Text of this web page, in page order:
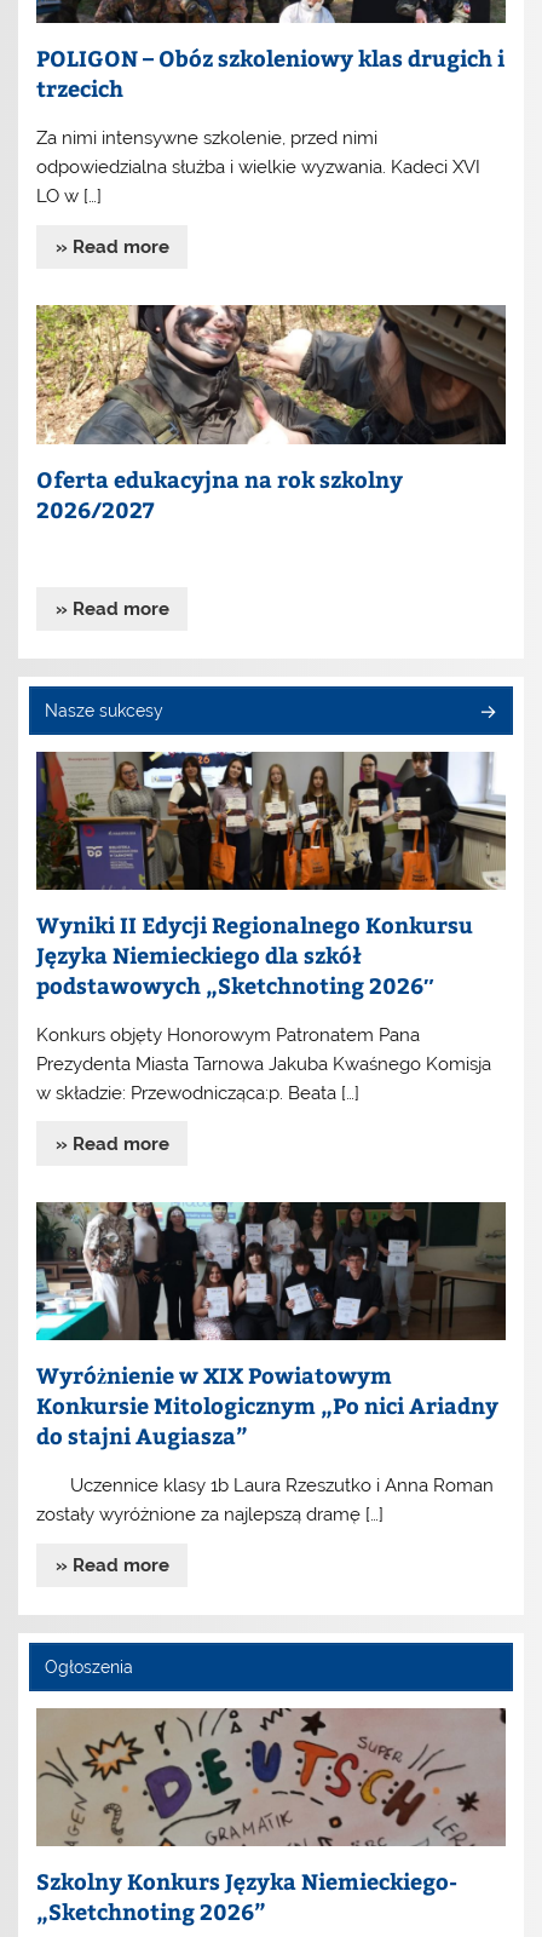
POLIGON – Obóz szkoleniowy klas drugich i
trzecich
Za nimi intensywne szkolenie, przed nimi
odpowiedzialna służba i wielkie wyzwania. Kadeci XVI
LO w […]
» Read more
Oferta edukacyjna na rok szkolny
2026/2027
» Read more
Nasze sukcesy
Wyniki II Edycji Regionalnego Konkursu
Języka Niemieckiego dla szkół
podstawowych „Sketchnoting 2026″
Konkurs objęty Honorowym Patronatem Pana
Prezydenta Miasta Tarnowa Jakuba Kwaśnego Komisja
w składzie: Przewodnicząca:p. Beata […]
» Read more
Wyróżnienie w XIX Powiatowym
Konkursie Mitologicznym „Po nici Ariadny
do stajni Augiasza”
Uczennice klasy 1b Laura Rzeszutko i Anna Roman
zostały wyróżnione za najlepszą dramę […]
» Read more
Ogłoszenia
Szkolny Konkurs Języka Niemieckiego-
„Sketchnoting 2026”